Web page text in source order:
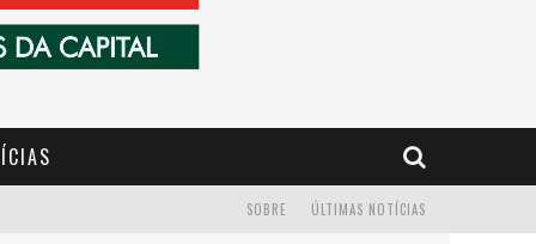
ÚLTIMAS NOTÍCIAS
SOBRE